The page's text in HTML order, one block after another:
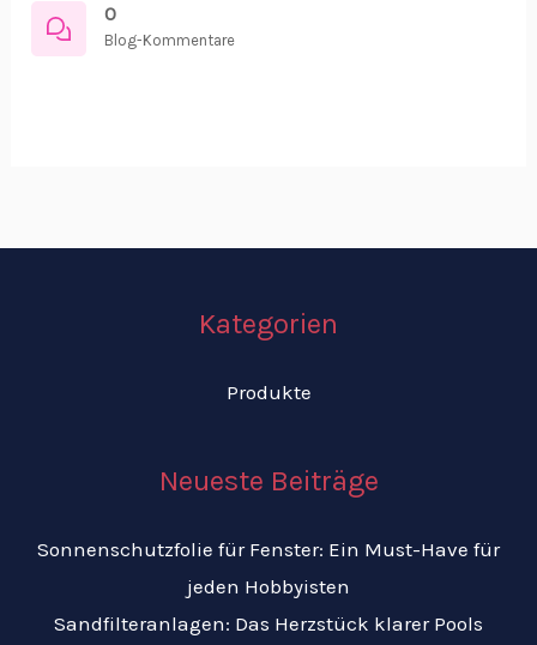
0
Blog-Kommentare
Kategorien
Produkte
Neueste Beiträge
Sonnenschutzfolie für Fenster: Ein Must-Have für
jeden Hobbyisten
Sandfilteranlagen: Das Herzstück klarer Pools